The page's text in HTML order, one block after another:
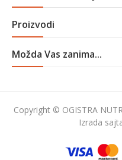
Proizvodi
Možda Vas zanima...
Copyright © OGISTRA
Izrada